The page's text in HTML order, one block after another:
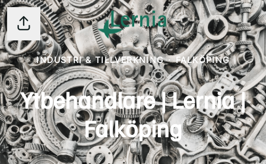
Dela sidan
INDUSTRI & TILLVERKNING · FALKÖPING
Ytbehandlare | Lernia |
Falköping